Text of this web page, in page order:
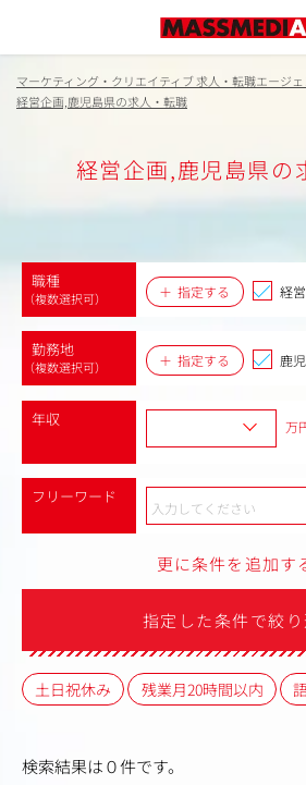
マーケティング・クリエイティブ 求人・転職エージェ
経営企画,鹿児島県の求人・転職
経営企画,鹿児島県の
職種
（複数選択可） 指定する 経
勤務地
（複数選択可） 指定する 鹿
年収 万
フリーワード
更に条件を追加す
指定した条件で絞
土日祝休み 残業月20時間以内
検索結果は０件です。